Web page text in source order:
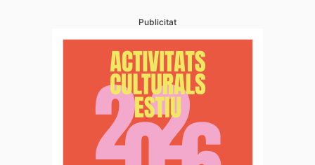
Publicitat